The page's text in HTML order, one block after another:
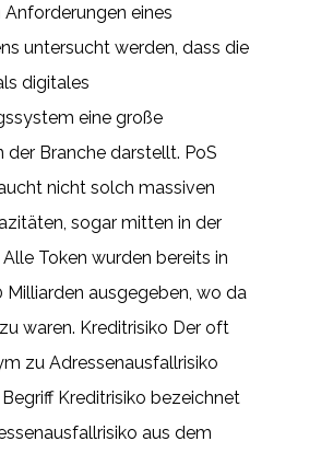
eines
untersucht werden, dass die
digitales
eine große
der Branche darstellt. PoS
nicht solch massiven
sogar mitten in der
Token wurden bereits in
Milliarden ausgegeben, wo da
waren. Kreditrisiko Der oft
zu Adressenausfallrisiko
Kreditrisiko bezeichnet
aus dem